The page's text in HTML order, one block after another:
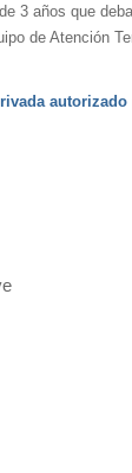
3 años que
de Atención
autorizado